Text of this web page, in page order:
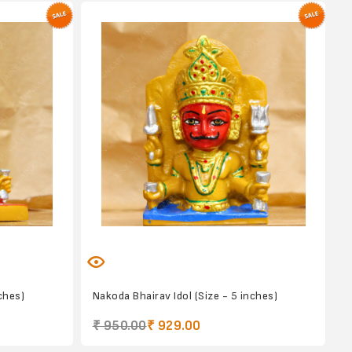
Nakoda Bhairav Idol (Size - 5 inches)
₹ 950.00₹ 929.00